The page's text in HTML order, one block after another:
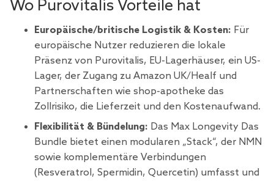
Wo Purovitalis Vorteile hat
Europäische/britische Logistik & Kosten: Für
europäische Nutzer reduzieren die lokale
Präsenz von Purovitalis, EU-Lagerhäuser, ein US-
Lager, der Zugang zu Amazon UK/Healf und
Partnerschaften wie shop-apotheke das
Zollrisiko, die Lieferzeit und den Kostenaufwand.
Flexibilität & Bündelung: Das Max Longevity Das
Bundle bietet einen modularen „Stack“, der NMN
sowie komplementäre Verbindungen
(Resveratrol, Spermidin, Quercetin) umfasst und